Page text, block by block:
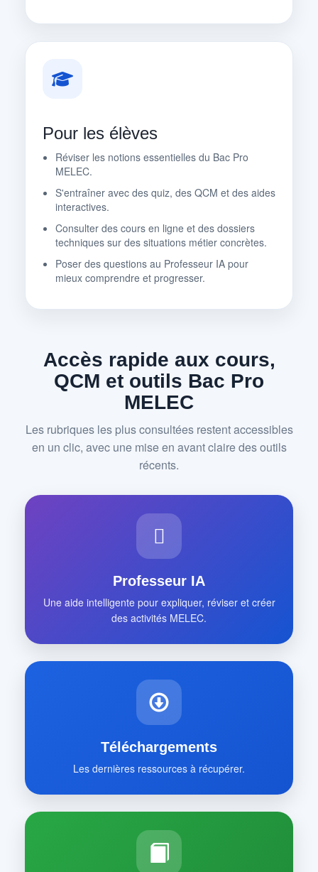
Pour les élèves
Réviser les notions essentielles du Bac Pro
MELEC.
S'entraîner avec des quiz, des QCM et des aides
interactives.
Consulter des cours en ligne et des dossiers
techniques sur des situations métier concrètes.
Poser des questions au Professeur IA pour
mieux comprendre et progresser.
Accès rapide aux cours,
QCM et outils Bac Pro
MELEC
Les rubriques les plus consultées restent accessibles
en un clic, avec une mise en avant claire des outils
récents.
Professeur IA
Une aide intelligente pour expliquer, réviser et créer
des activités MELEC.
Téléchargements
Les dernières ressources à récupérer.